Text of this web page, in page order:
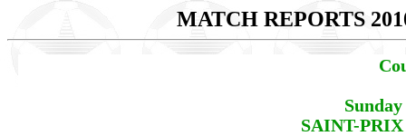
MATCH REPORTS
SAINT-